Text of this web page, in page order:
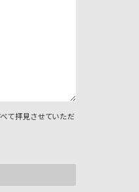
て拝見させていただ